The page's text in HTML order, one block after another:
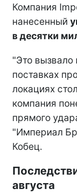
Компания
нанесенный
в десятки
"Это вызвало
поставках
локациях
компания
прямого
"Империал
Кобец.
августа